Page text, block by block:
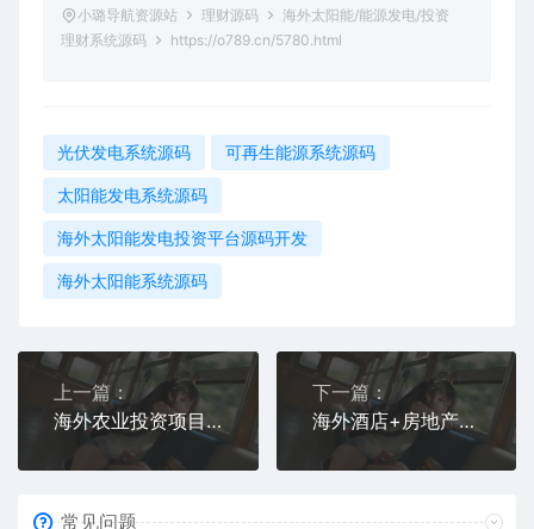
小璐导航资源站 理财源码
海外太阳能/能源发电/投资
理财系统源码
https://o789.cn/5780.html
光伏发电系统源码 可再生能源系统源码
太阳能发电系统源码
海外太阳能发电投资平台源码开发
海外太阳能系统源码
上一篇：
海外农业投资项目系统源码 – 蔬菜农场共享投资理财平台开发全套代码
下一篇：
海外酒店+房地产+商业共享投资理财系统源码
常见问题